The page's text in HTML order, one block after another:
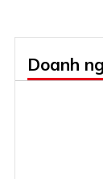
Doanh